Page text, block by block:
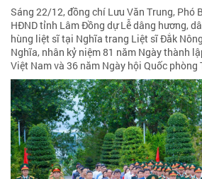
Sáng 22/12, đồng chí Lưu Văn Trung, Phó
HĐND tỉnh Lâm Đồng dự Lễ dâng hương,
hùng liệt sĩ tại Nghĩa trang Liệt sĩ Đắk
Nghĩa, nhân kỷ niệm 81 năm Ngày thành
Việt Nam và 36 năm Ngày hội Quốc